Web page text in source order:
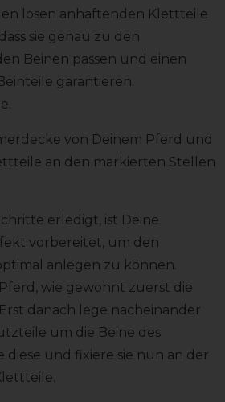
losen anhaftenden Klettteile
sie genau zu den
Beinen passen und einen
garantieren.
von Deinem Pferd und
an den markierten Stellen
erledigt, ist Deine
vorbereitet, um den
anlegen zu können.
wie gewohnt zuerst die
danach lege nacheinander
um die Beine des
diese und fixiere sie nun an der